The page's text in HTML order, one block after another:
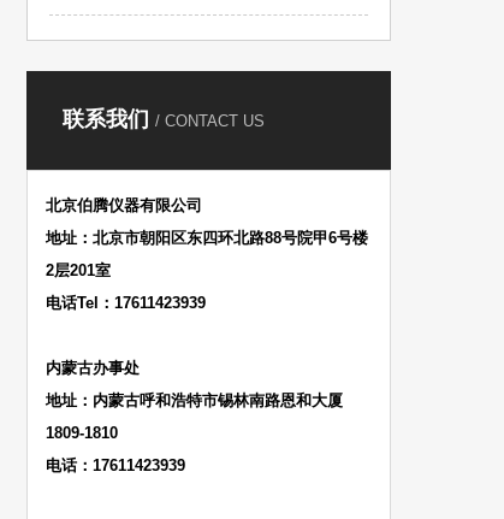
联系我们 / CONTACT US
北京伯腾仪器有限公司
地址：北京市朝阳区东四环北路88号院甲6号楼
2层201室
电话Tel：17611423939
内蒙古办事处
地址：内蒙古呼和浩特市锡林南路恩和大厦
1809-1810
电话：17611423939